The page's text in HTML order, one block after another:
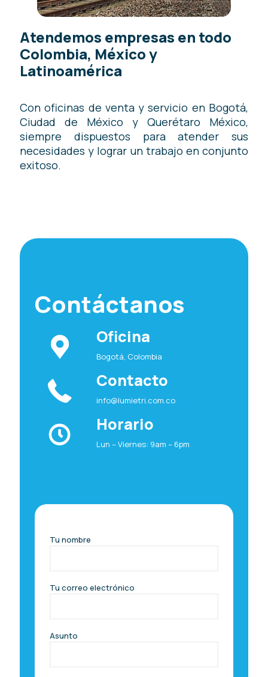
Atendemos empresas en todo
Colombia, México y
Latinoamérica
Con oficinas de venta y servicio en Bogotá,
Ciudad de México y Querétaro México,
siempre dispuestos para atender sus
necesidades y lograr un trabajo en conjunto
exitoso.
Contáctanos
Oficina
Bogotá, Colombia
Contacto
info@lumietri.com.co
Horario
Lun – Viernes: 9am – 6pm
Tu nombre
Tu correo electrónico
Asunto